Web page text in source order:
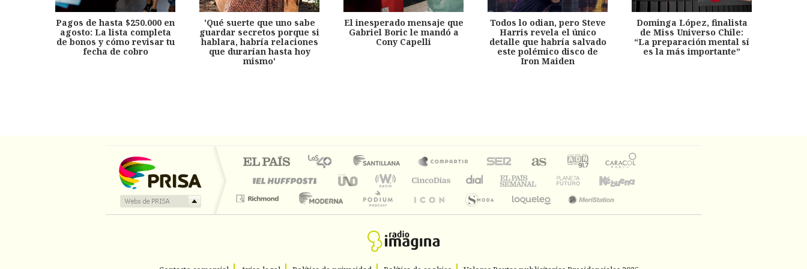
Pagos de hasta $250.000 en
agosto: La lista completa
de bonos y cómo revisar tu
fecha de cobro
'Qué suerte que uno sabe
guardar secretos porque si
hablara, habría relaciones
que durarían hasta hoy
mismo'
El inesperado mensaje que
Gabriel Boric le mandó a
Cony Capelli
Todos lo odian, pero Steve
Harris revela el único
detalle que habría salvado
este polémico disco de
Iron Maiden
Dominga López, finalista
de Miss Universo Chile:
“La preparación mental sí
es la más importante”